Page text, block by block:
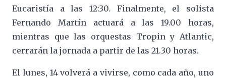
Eucaristía a las 12:30. Finalmente, el solista
Fernando Martín actuará a las 19.00 horas,
mientras que las orquestas Tropin y Atlantic,
cerrarán la jornada a partir de las 21.30 horas.
El lunes, 14 volverá a vivirse, como cada año, uno